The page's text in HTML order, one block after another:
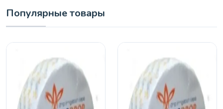
Популярные товары